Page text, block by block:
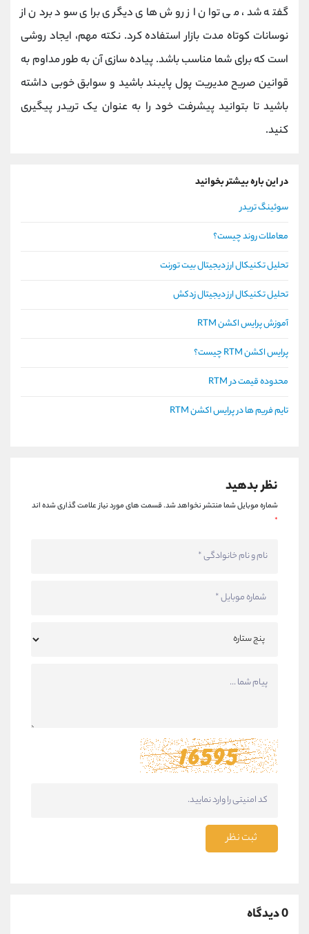
گفته شد، می توان از روش های دیگری برای سود بردن از
نوسانات کوتاه مدت بازار استفاده کرد. نکته مهم، ایجاد روشی
است که برای شما مناسب باشد. پیاده سازی آن به طور مداوم به
قوانین صریح مدیریت پول پایبند باشید و سوابق خوبی داشته
باشید تا بتوانید پیشرفت خود را به عنوان یک تریدر پیگیری
کنید.
در این باره بیشتر بخوانید
سوئینگ تریدر
معاملات روند چیست؟
تحلیل تکنیکال ارز دیجیتال بیت تورنت
تحلیل تکنیکال ارز دیجیتال زدکش
آموزش پرایس اکشن RTM
پرایس اکشن RTM چیست؟
محدوده قیمت در RTM
تایم فریم ها در پرایس اکشن RTM
نظر بدهید
شماره موبایل شما منتشر نخواهد شد.قسمت های مورد نیاز علامت گذاری شده اند
*
ثبت نظر
0 دیدگاه